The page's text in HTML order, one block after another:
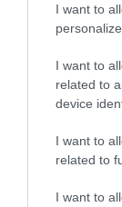
I want to
I want to
related to
device
I want to
related to
I want to